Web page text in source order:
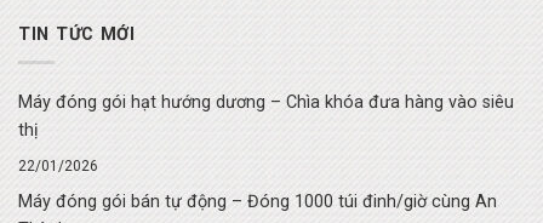
TIN TỨC MỚI
Máy đóng gói hạt hướng dương – Chìa khóa đưa hàng vào siêu
thị
22/01/2026
Máy đóng gói bán tự động – Đóng 1000 túi đinh/giờ cùng An